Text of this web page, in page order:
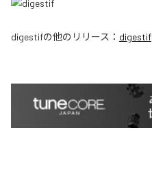
digestifの他のリリース： digestif